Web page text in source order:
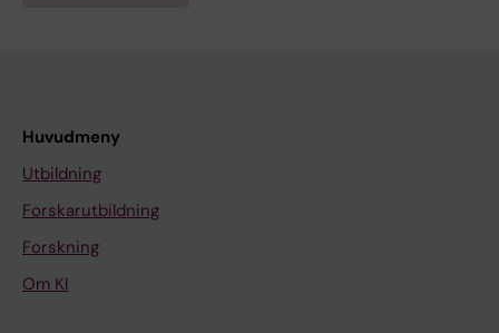
Huvudmeny
Utbildning
Forskarutbildning
Forskning
Om KI